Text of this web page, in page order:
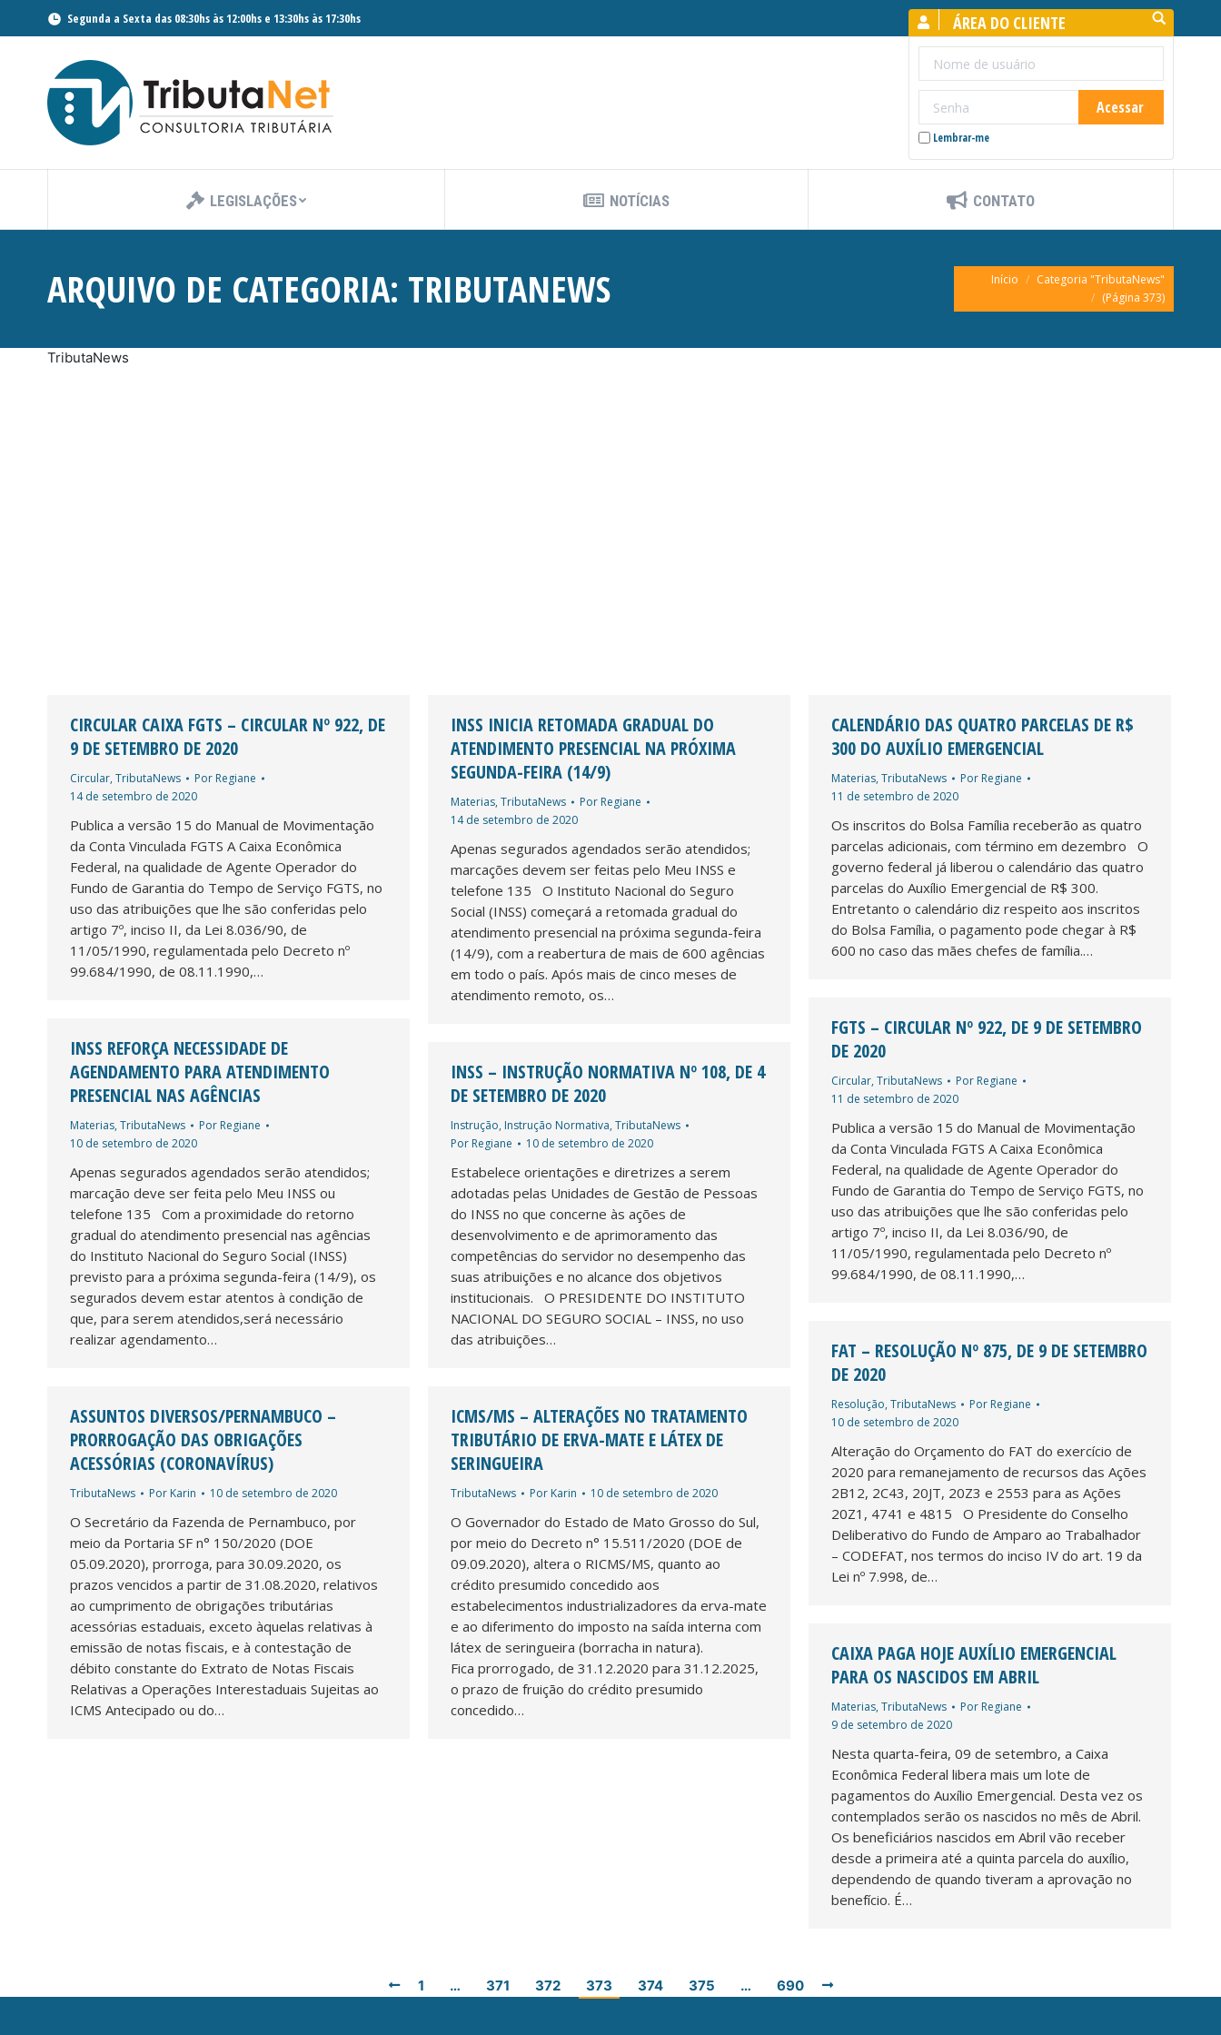
Segunda a Sexta das 08:30hs às 12:00hs e 13:30hs às 17:30hs Search:
ÁREA DO CLIENTE
Lembrar-me
LEGISLAÇÕES NOTÍCIAS CONTATO
ARQUIVO DE CATEGORIA: TRIBUTANEWS Você está aqui:
Início
Categoria "TributaNews"
(Página 373)
TributaNews
CIRCULAR CAIXA FGTS – CIRCULAR Nº 922, DE
9 DE SETEMBRO DE 2020
Circular,TributaNews Por Regiane
14 de setembro de 2020
Publica a versão 15 do Manual de Movimentação
da Conta Vinculada FGTS A Caixa Econômica
Federal, na qualidade de Agente Operador do
Fundo de Garantia do Tempo de Serviço FGTS, no
uso das atribuições que lhe são conferidas pelo
artigo 7º, inciso II, da Lei 8.036/90, de
11/05/1990, regulamentada pelo Decreto nº
99.684/1990, de 08.11.1990,…
INSS INICIA RETOMADA GRADUAL DO
ATENDIMENTO PRESENCIAL NA PRÓXIMA
SEGUNDA-FEIRA (14/9)
Materias,TributaNews Por Regiane
14 de setembro de 2020
Apenas segurados agendados serão atendidos;
marcações devem ser feitas pelo Meu INSS e
telefone 135 O Instituto Nacional do Seguro
Social (INSS) começará a retomada gradual do
atendimento presencial na próxima segunda-feira
(14/9), com a reabertura de mais de 600 agências
em todo o país. Após mais de cinco meses de
atendimento remoto, os…
CALENDÁRIO DAS QUATRO PARCELAS DE R$
300 DO AUXÍLIO EMERGENCIAL
Materias,TributaNews Por Regiane
11 de setembro de 2020
Os inscritos do Bolsa Família receberão as quatro
parcelas adicionais, com término em dezembro O
governo federal já liberou o calendário das quatro
parcelas do Auxílio Emergencial de R$ 300.
Entretanto o calendário diz respeito aos inscritos
do Bolsa Família, o pagamento pode chegar à R$
600 no caso das mães chefes de família.…
FGTS – CIRCULAR Nº 922, DE 9 DE SETEMBRO
DE 2020
Circular,TributaNews Por Regiane
11 de setembro de 2020
Publica a versão 15 do Manual de Movimentação
da Conta Vinculada FGTS A Caixa Econômica
Federal, na qualidade de Agente Operador do
Fundo de Garantia do Tempo de Serviço FGTS, no
uso das atribuições que lhe são conferidas pelo
artigo 7º, inciso II, da Lei 8.036/90, de
11/05/1990, regulamentada pelo Decreto nº
99.684/1990, de 08.11.1990,…
INSS REFORÇA NECESSIDADE DE
AGENDAMENTO PARA ATENDIMENTO
PRESENCIAL NAS AGÊNCIAS
Materias,TributaNews Por Regiane
10 de setembro de 2020
Apenas segurados agendados serão atendidos;
marcação deve ser feita pelo Meu INSS ou
telefone 135 Com a proximidade do retorno
gradual do atendimento presencial nas agências
do Instituto Nacional do Seguro Social (INSS)
previsto para a próxima segunda-feira (14/9), os
segurados devem estar atentos à condição de
que, para serem atendidos,será necessário
realizar agendamento…
INSS – INSTRUÇÃO NORMATIVA Nº 108, DE 4
DE SETEMBRO DE 2020
Instrução, Instrução Normativa,TributaNews
Por Regiane 10 de setembro de 2020
Estabelece orientações e diretrizes a serem
adotadas pelas Unidades de Gestão de Pessoas
do INSS no que concerne às ações de
desenvolvimento e de aprimoramento das
competências do servidor no desempenho das
suas atribuições e no alcance dos objetivos
institucionais. O PRESIDENTE DO INSTITUTO
NACIONAL DO SEGURO SOCIAL – INSS, no uso
das atribuições…
FAT – RESOLUÇÃO Nº 875, DE 9 DE SETEMBRO
DE 2020
Resolução,TributaNews Por Regiane
10 de setembro de 2020
Alteração do Orçamento do FAT do exercício de
2020 para remanejamento de recursos das Ações
2B12, 2C43, 20JT, 20Z3 e 2553 para as Ações
20Z1, 4741 e 4815 O Presidente do Conselho
Deliberativo do Fundo de Amparo ao Trabalhador
– CODEFAT, nos termos do inciso IV do art. 19 da
Lei nº 7.998, de…
ASSUNTOS DIVERSOS/PERNAMBUCO –
PRORROGAÇÃO DAS OBRIGAÇÕES
ACESSÓRIAS (CORONAVÍRUS)
TributaNews Por Karin 10 de setembro de 2020
O Secretário da Fazenda de Pernambuco, por
meio da Portaria SF n° 150/2020 (DOE
05.09.2020), prorroga, para 30.09.2020, os
prazos vencidos a partir de 31.08.2020, relativos
ao cumprimento de obrigações tributárias
acessórias estaduais, exceto àquelas relativas à
emissão de notas fiscais, e à contestação de
débito constante do Extrato de Notas Fiscais
Relativas a Operações Interestaduais Sujeitas ao
ICMS Antecipado ou do…
ICMS/MS – ALTERAÇÕES NO TRATAMENTO
TRIBUTÁRIO DE ERVA-MATE E LÁTEX DE
SERINGUEIRA
TributaNews Por Karin 10 de setembro de 2020
O Governador do Estado de Mato Grosso do Sul,
por meio do Decreto n° 15.511/2020 (DOE de
09.09.2020), altera o RICMS/MS, quanto ao
crédito presumido concedido aos
estabelecimentos industrializadores da erva-mate
e ao diferimento do imposto na saída interna com
látex de seringueira (borracha in natura).
Fica prorrogado, de 31.12.2020 para 31.12.2025,
o prazo de fruição do crédito presumido
concedido…
CAIXA PAGA HOJE AUXÍLIO EMERGENCIAL
PARA OS NASCIDOS EM ABRIL
Materias,TributaNews Por Regiane
9 de setembro de 2020
Nesta quarta-feira, 09 de setembro, a Caixa
Econômica Federal libera mais um lote de
pagamentos do Auxílio Emergencial. Desta vez os
contemplados serão os nascidos no mês de Abril.
Os beneficiários nascidos em Abril vão receber
desde a primeira até a quinta parcela do auxílio,
dependendo de quando tiveram a aprovação no
benefício. É…
1 … 371 372 373 374 375 … 690